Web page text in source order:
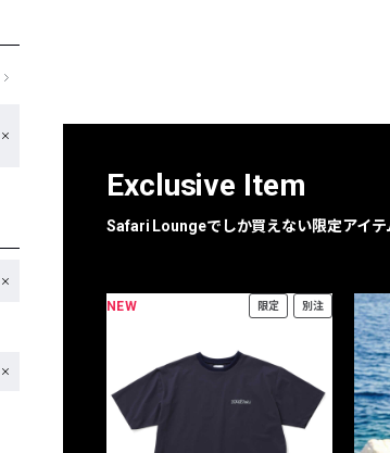
フ
Exclusive Item
Safari Loungeでしか買えない限定アイテ
NEW 限定 別注